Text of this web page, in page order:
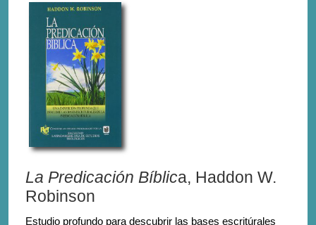
La Predicación Bíblica, Haddon W.
Robinson
Estudio profundo para descubrir las bases escritúrales